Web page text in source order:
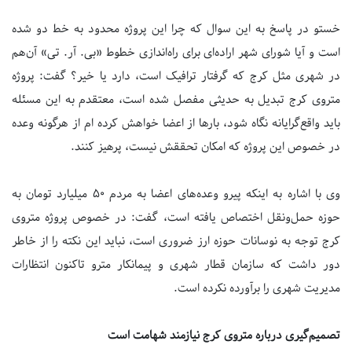
خستو در پاسخ به این سوال که چرا این پروژه محدود به خط دو شده
است و آیا شورای شهر اراده‌ای برای راه‌اندازی خطوط «بی. آر. تی» آن‌هم
در شهری مثل کرج که گرفتار ترافیک است، دارد یا خیر؟ گفت: پروژه
متروی کرج تبدیل به حدیثی مفصل شده است، معتقدم به این مسئله
باید واقع‌گرایانه نگاه شود، بارها از اعضا خواهش کرده ام از هرگونه وعده
در خصوص این پروژه که امکان تحققش نیست، پرهیز کنند.
وی با اشاره به اینکه پیرو وعده‌های اعضا به مردم ۵۰ میلیارد تومان به
حوزه حمل‌ونقل اختصاص‌ یافته است، گفت: در خصوص پروژه متروی
کرج توجه به نوسانات حوزه ارز ضروری است، نباید این نکته را از خاطر
دور داشت که سازمان قطار شهری و پیمانکار مترو تاکنون انتظارات
مدیریت شهری را برآورده نکرده است.
تصمیم‌گیری درباره متروی کرج نیازمند شهامت است